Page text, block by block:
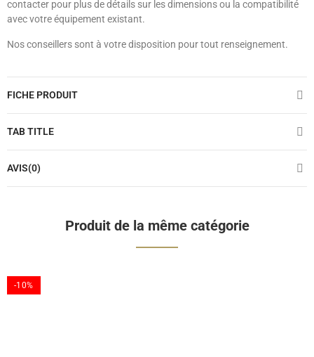
contacter pour plus de détails sur les dimensions ou la compatibilité
avec votre équipement existant.
Nos conseillers sont à votre disposition pour tout renseignement.
FICHE PRODUIT
TAB TITLE
AVIS(0)
Produit de la même catégorie
-10%